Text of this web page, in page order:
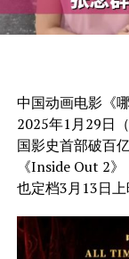
中国动画电影《
2025年1月29日
国影史首部破百
《Inside Out 2
也定档3月13日上